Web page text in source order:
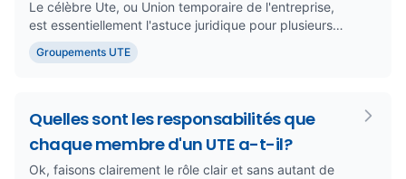
Le célèbre Ute, ou Union temporaire de l'entreprise,
est essentiellement l'astuce juridique pour plusieurs
entreprises à...
Groupements UTE
Quelles sont les responsabilités que
chaque membre d'un UTE a-t-il?
Ok, faisons clairement le rôle clair et sans autant de